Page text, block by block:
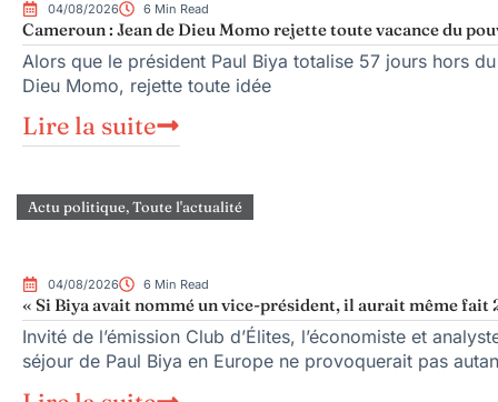
04/08/2026 6 Min Read
Cameroun : Jean de Dieu Momo rejette toute vacance du
Alors que le président Paul Biya totalise 57 jours hors
Dieu Momo, rejette toute idée
Lire la suite
Actu politique,Toute l'actualité
04/08/2026 6 Min Read
« Si Biya avait nommé un vice-président, il aurait même fait
Invité de l’émission Club d’Élites, l’économiste et
séjour de Paul Biya en Europe ne provoquerait pas